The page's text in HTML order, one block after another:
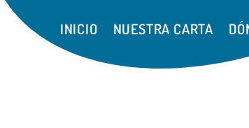
INICIO NUESTRA CARTA